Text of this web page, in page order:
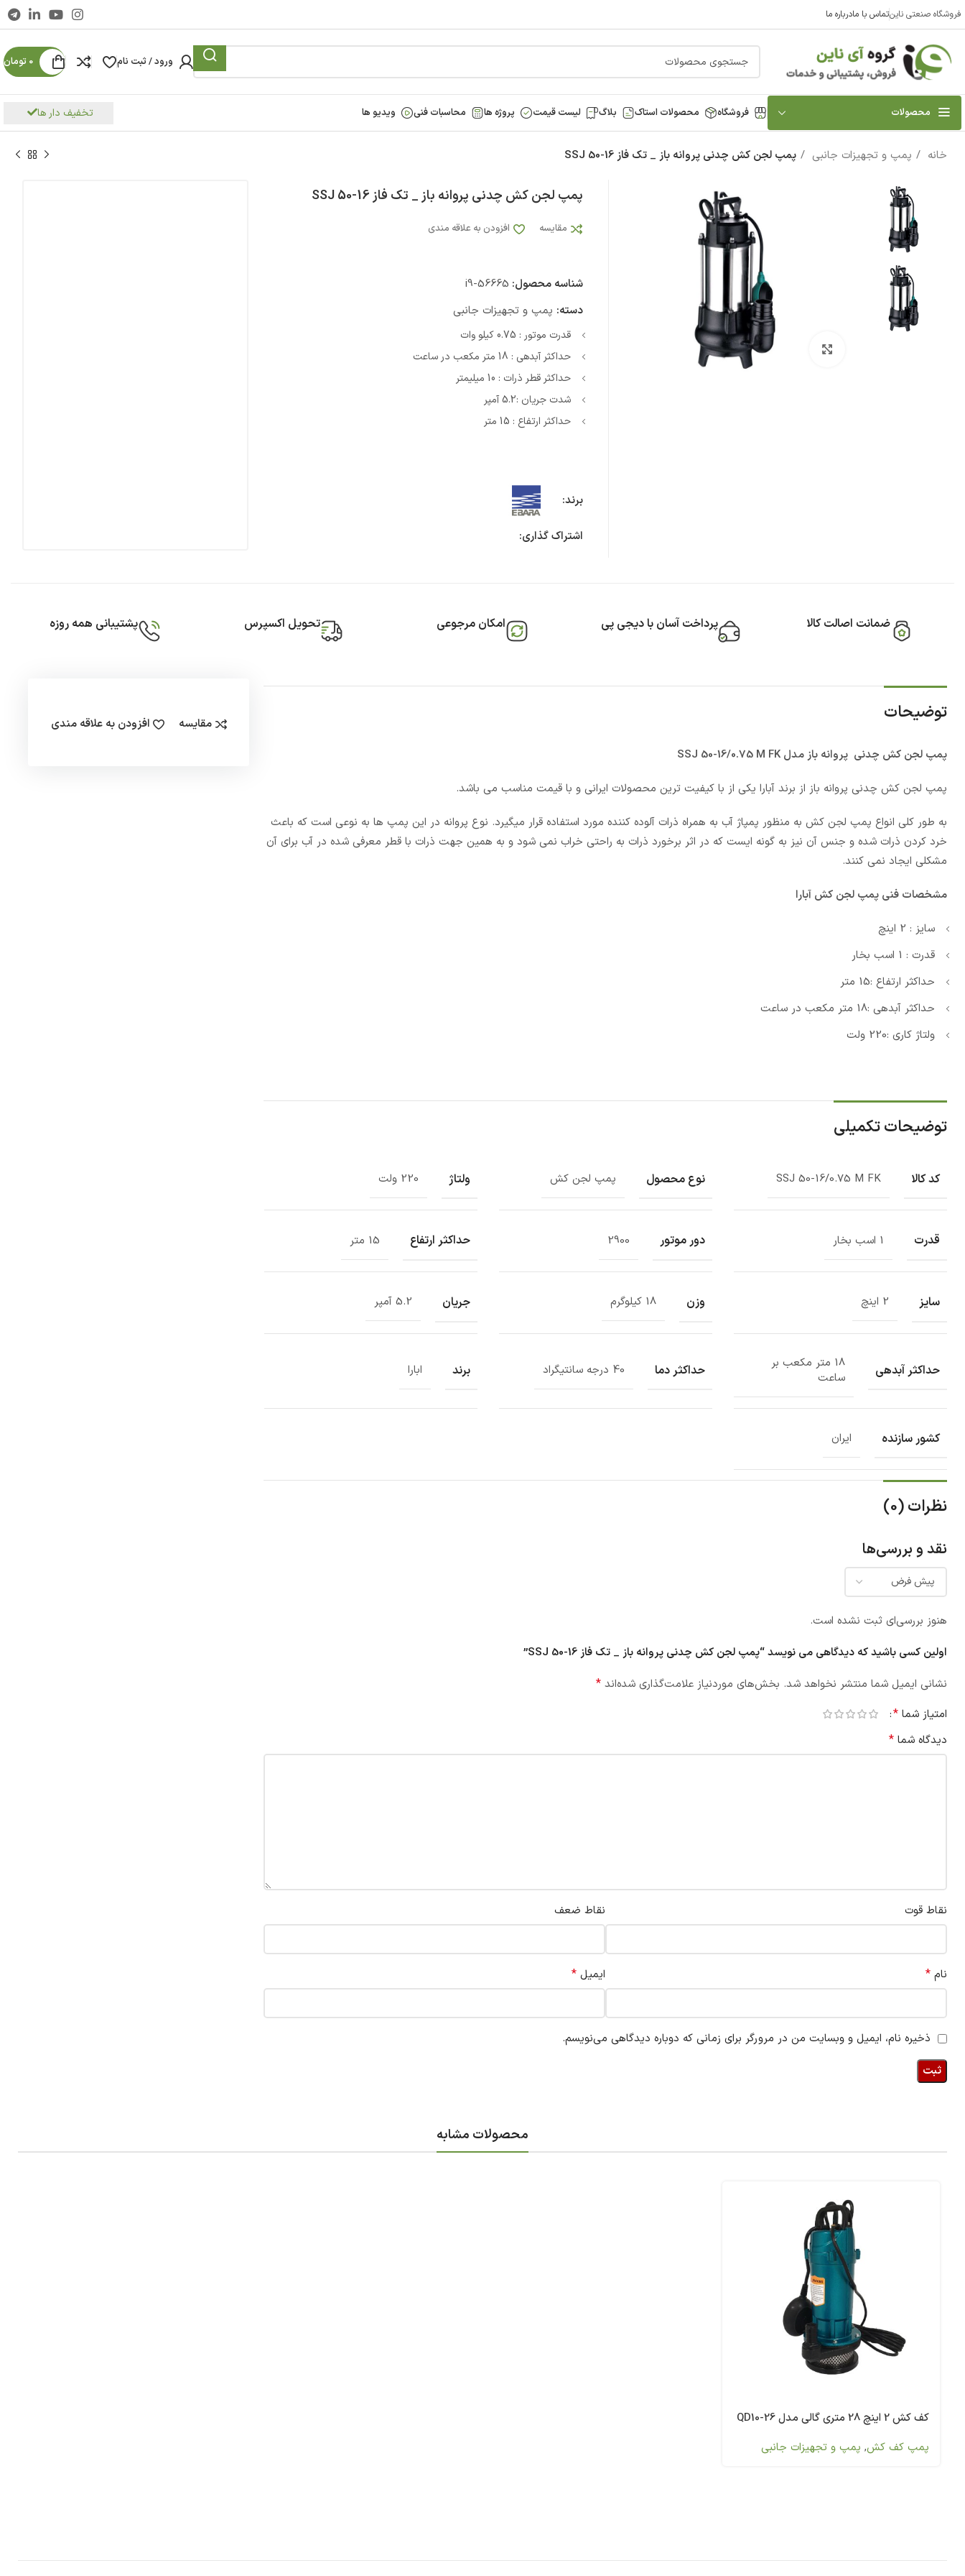
فروشگاه صنعتی ناینتماس با مادرباره ما
ورود / ثبت نام 0 تومان
محصولات فروشگاه محصولات استاک بلاگ لیست قیمت پروژه ها محاسبات فنی ویدیو ها تخفیف دار ها
خانه پمپ و تجهیزات جانبی پمپ لجن کش چدنی پروانه باز _ تک فاز SSJ 50-16
بزرگنمایی تصویر
پمپ لجن کش چدنی پروانه باز _ تک فاز SSJ 50-16
مقایسه افزودن به علاقه مندی
شناسه محصول: i9-56665
دسته: پمپ و تجهیزات جانبی
قدرت موتور : 0.75 کیلو وات
حداکثر آبدهی : 18 متر مکعب در ساعت
حداکثر قطر ذرات : 10 میلیمتر
شدت جریان :5.2 آمپر
حداکثر ارتفاع : 15 متر
برند:
اشتراک گذاری:
ضمانت اصالت کالا پرداخت آسان با دیجی پی امکان مرجوعی تحویل اکسپرس پشتیبانی همه روزه
توضیحات
پمپ لجن کش چدنی پروانه باز مدل SSJ 50-16/0.75 M FK
پمپ لجن کش چدنی پروانه باز از برند آبارا یکی از با کیفیت ترین محصولات ایرانی و با قیمت مناسب می باشد.
به طور کلی انواع پمپ لجن کش به منظور پمپاژ آب به همراه ذرات آلوده کننده مورد استفاده قرار میگیرد. نوع پروانه در این پمپ ها به نوعی است که باعث
خرد کردن ذرات شده و جنس آن نیز به گونه ایست که در اثر برخورد ذرات به راحتی خراب نمی شود و به همین جهت ذرات با قطر معرفی شده در آب برای آن
مشکلی ایجاد نمی کنند.
مشخصات فنی پمپ لجن کش آبارا
سایز : 2 اینچ
قدرت : 1 اسب بخار
حداکثر ارتفاع :15 متر
حداکثر آبدهی :18 متر مکعب در ساعت
ولتاژ کاری :220 ولت
توضیحات تکمیلی
کد کالا SSJ 50-16/0.75 M FK نوع محصول پمپ لجن کش ولتاژ 220 ولت
قدرت 1 اسب بخار دور موتور 2900 حداکثر ارتفاع 15 متر
سایز 2 اینچ وزن 18 کیلوگرم جریان 5.2 آمپر
حداکثر آبدهی
18 متر مکعب بر
ساعت
حداکثر دما 40 درجه سانتیگراد برند ابارا
کشور سازنده ایران
نظرات (0)
نقد و بررسی‌ها
هنوز بررسی‌ای ثبت نشده است.
اولین کسی باشید که دیدگاهی می نویسد “پمپ لجن کش چدنی پروانه باز _ تک فاز SSJ 50-16”
نشانی ایمیل شما منتشر نخواهد شد. بخش‌های موردنیاز علامت‌گذاری شده‌اند *
امتیاز شما *
دیدگاه شما *
نقاط قوت نقاط ضعف
نام * ایمیل *
ذخیره نام، ایمیل و وبسایت من در مرورگر برای زمانی که دوباره دیدگاهی می‌نویسم.
مقایسه افزودن به علاقه مندی
محصولات مشابه
کف کش 2 اینچ 28 متری گالی مدل QD10-26
پمپ کف کش, پمپ و تجهیزات جانبی